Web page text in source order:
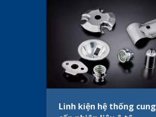
Linh kiện hệ thống cung